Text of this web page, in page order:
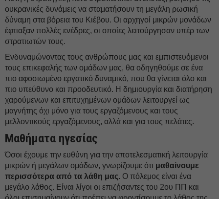
ουκρανικές δυνάμεις να σταματήσουν τη μεγάλη ρωσική
δύναμη στα βόρεια του Κιέβου. Οι αρχηγοί μικρών μονάδων
έφτιαξαν πολλές ενέδρες, οι οποίες λειτούργησαν υπέρ των
στρατιωτών τους.
Ενδυναμώνοντας τους ανθρώπους μας και εμπιστευόμενοι
τους επικεφαλής των ομάδων μας, θα οδηγηθούμε σε ένα
πιο αφοσιωμένο εργατικό δυναμικό, που θα γίνεται όλο και
πιο υπεύθυνο και προοδευτικό. Η δημιουργία και διατήρηση
χαρούμενων και επιτυχημένων ομάδων λειτουργεί ως
μαγνήτης όχι μόνο για τους εργαζόμενους και τους
μελλοντικούς εργαζόμενους, αλλά και για τους πελάτες.
Μαθήματα ηγεσίας
Όσοι έχουμε την ευθύνη για την αποτελεσματική λειτουργία
μικρών ή μεγάλων ομάδων, γνωρίζουμε ότι μαθαίνουμε
περισσότερα από τα λάθη μας. Ο πόλεμος είναι ένα
μεγάλο λάθος. Είναι λίγοι οι επιζήσαντες του 2ου ΠΠ και